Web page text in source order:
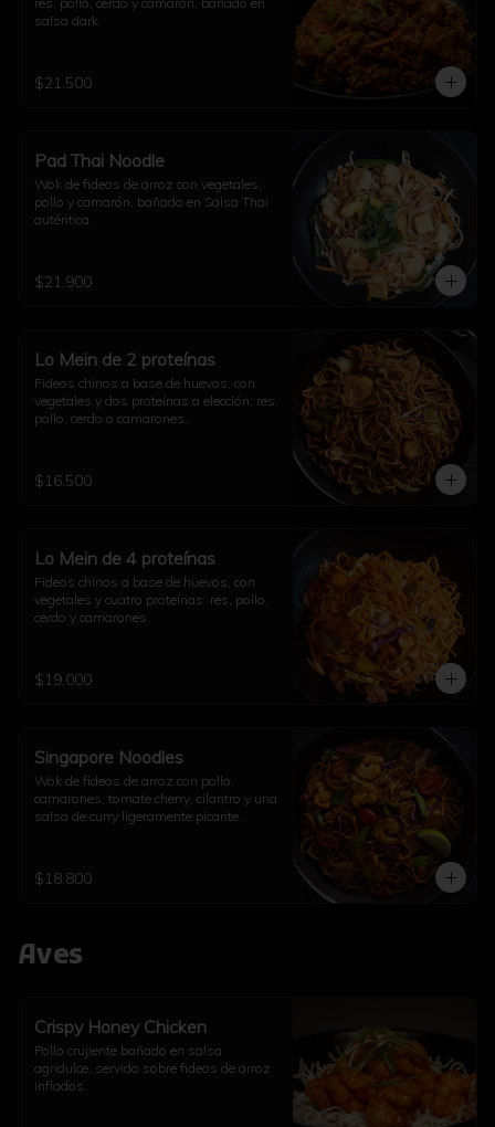
salsa dark.
$21.500
Pad Thai Noodle
Wok de fideos de arroz con vegetales,
pollo y camarón, bañado en Salsa Thai
auténtica.
$21.900
Lo Mein de 2 proteínas
Fideos chinos a base de huevos, con
vegetales y dos proteínas a elección: res,
pollo, cerdo o camarones.
$16.500
Lo Mein de 4 proteínas
Fideos chinos a base de huevos, con
vegetales y cuatro proteínas: res, pollo,
cerdo y camarones.
$19.000
Singapore Noodles
Wok de fideos de arroz con pollo,
camarones, tomate cherry, cilantro y una
salsa de curry ligeramente picante.
$18.800
Aves
Crispy Honey Chicken
Pollo crujiente bañado en salsa
agridulce, servido sobre fideos de arroz
inflados.